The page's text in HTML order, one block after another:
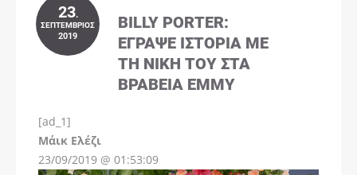
23.
ΣΕΠΤΈΜΒΡΙΟΣ
2019
BILLY PORTER:
ΈΓΡΑΨΕ ΙΣΤΟΡΊΑ ΜΕ
ΤΗ ΝΊΚΗ ΤΟΥ ΣΤΑ
ΒΡΑΒΕΊΑ EMMY
[ad_1]
Μάικ ΕλέζιInstagram
23/09/2019 @ 01:53:09